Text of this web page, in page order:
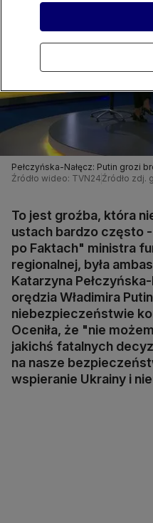
Pełczyńska-Nałęcz: Putin grozi
Źródło wideo: TVN24 Źródło zdj.
To jest groźba, która
ustach bardzo często
po Faktach" ministra
regionalnej, była
Katarzyna
orędzia Władimira
niebezpieczeństwie
Oceniła, że "nie
jakichś fatalnych
na nasze
wspieranie Ukrainy i